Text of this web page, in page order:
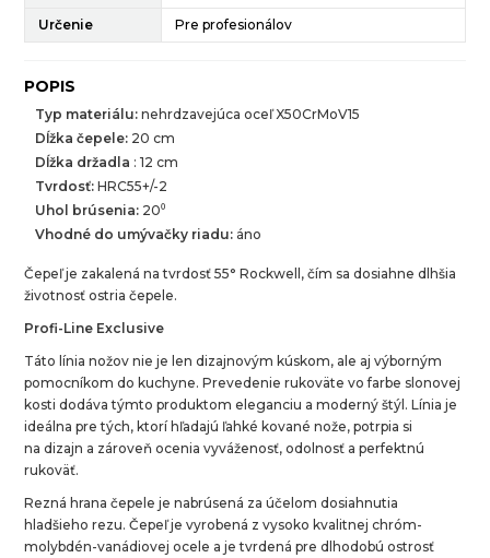
Určenie Pre profesionálov
POPIS
Typ materiálu:nehrdzavejúca oceľ X50CrMoV15
Dĺžka čepele: 20 cm
Dĺžka držadla : 12 cm
Tvrdosť: HRC55+/-2
Uhol brúsenia: 20⁰
Vhodné do umývačky riadu: áno
Čepeľ je zakalená na tvrdosť 55° Rockwell, čím sa dosiahne dlhšia
životnosť ostria čepele.
Profi-Line Exclusive
Táto línia nožov nie je len dizajnovým kúskom, ale aj výborným
pomocníkom do kuchyne. Prevedenie rukoväte vo farbe slonovej
kosti dodáva týmto produktom eleganciu a moderný štýl. Línia je
ideálna pre tých, ktorí hľadajú ľahké kované nože, potrpia si
na dizajn a zároveň ocenia vyváženosť, odolnosť a perfektnú
rukoväť.
Rezná hrana čepele je nabrúsená za účelom dosiahnutia
hladšieho rezu. Čepeľ je vyrobená z vysoko kvalitnej chróm-
molybdén-vanádiovej ocele a je tvrdená pre dlhodobú ostrosť